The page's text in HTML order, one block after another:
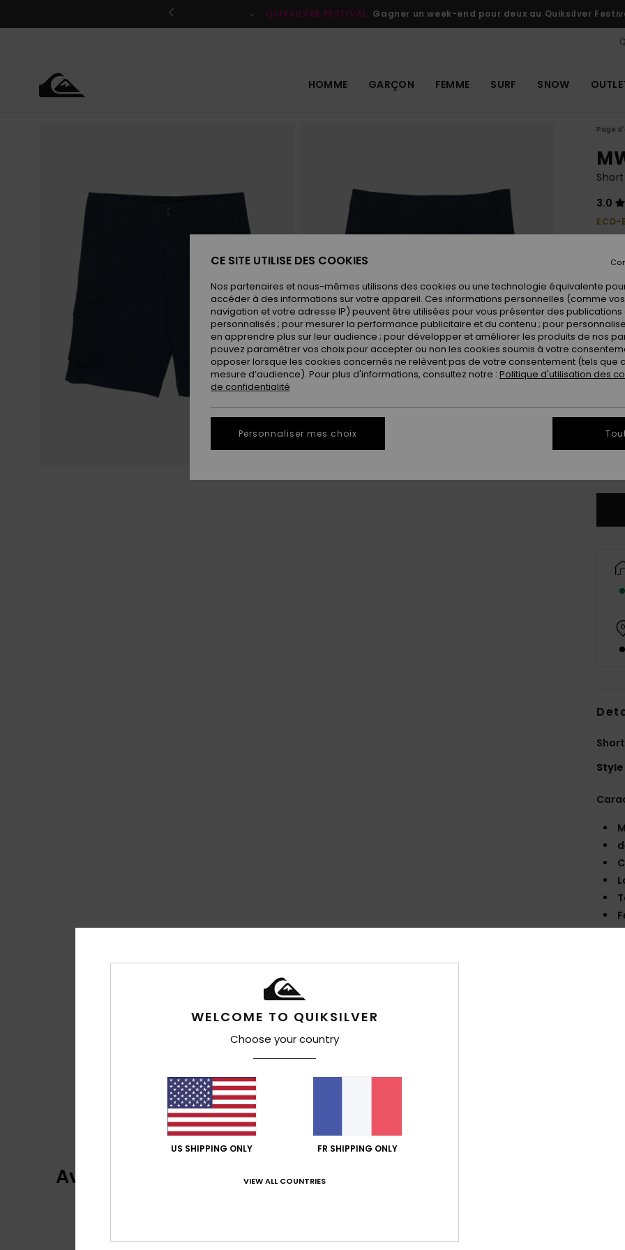
le
QUIKSILVER FESTIVAL Gagner un week-end pour deux au Quiksilver
HOMME GARÇON FEMME SURF SNOW
Page
3.0
ECO-
8
Style
Avis clients
WELCOME TO QUIKSILVER
Choose your country
US SHIPPING ONLY FR SHIPPING ONLY
VIEW ALL COUNTRIES
CE SITE UTILISE DES COOKIES
Nos partenaires et nous-mêmes utilisons des cookies ou une technologie équivalente
accéder à des informations sur votre appareil. Ces informations personnelles (comme
navigation et votre adresse IP) peuvent être utilisées pour vous présenter des publications
personnalisés ; pour mesurer la performance publicitaire et du contenu ; pour
en apprendre plus sur leur audience ; pour développer et améliorer les produits de nos
pouvez paramétrer vos choix pour accepter ou non les cookies soumis à votre
opposer lorsque les cookies concernés ne relèvent pas de votre consentement (tels que
mesure d’audience). Pour plus d'informations, consultez notre : Politique d'utilisation des
de confidentialité
Personnaliser mes choix